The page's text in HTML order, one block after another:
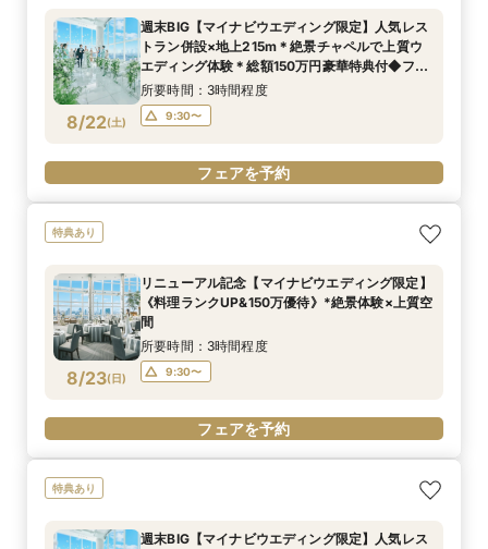
8/22(土)
週末BIG【マイナビウエディング限定】人気レス
トラン併設×地上215m＊絶景チャペルで上質ウ
エディング体験＊総額150万円豪華特典付◆フェ
ア
所要時間：3時間程度
9:30〜
フェアを予約
特典あり
8/23(日)
リニューアル記念【マイナビウエディング限定】
《料理ランクUP&150万優待》*絶景体験×上質空
間
所要時間：3時間程度
9:30〜
フェアを予約
特典あり
週末BIG【マイナビウエディング限定】人気レス